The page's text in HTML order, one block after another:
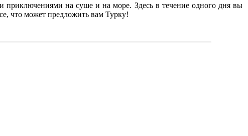
приключениями на суше и на море. Здесь в течение одного дня вы
что может предложить вам Турку!